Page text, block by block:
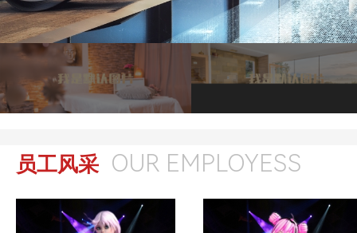
员工风采 OUR EMPLOYESS